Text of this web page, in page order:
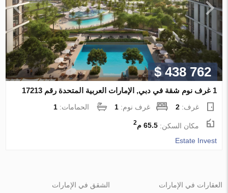
$ 438 762
1 غرف نوم شقة في دبي, الإمارات العربية المتحدة رقم 17213
غرف:2 غرف نوم:1 الحمامات:1
مكان السكن:65.5 م 2
Estate Invest
العقارات في الإمارات
الشقق في الإمارات